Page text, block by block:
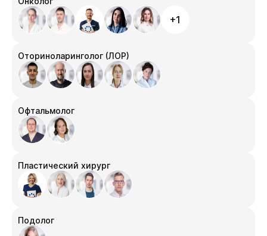
+1
Оториноларинголог (ЛОР)
Офтальмолог
Пластический хирург
Подолог